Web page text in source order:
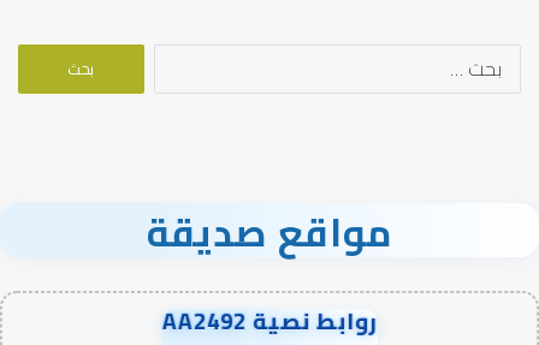
البحث
مواقع صديقة
روابط نصية AA2492